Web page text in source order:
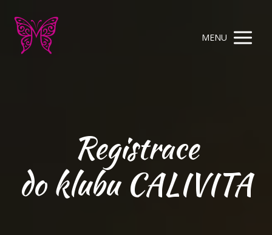
MENU
Registrace
do klubu CALIVITA